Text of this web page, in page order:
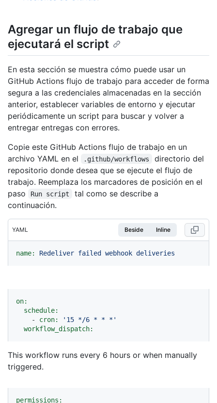
Agregar un flujo de trabajo que
ejecutará el script
En esta sección se muestra cómo puede usar un
GitHub Actions flujo de trabajo para acceder de forma
segura a las credenciales almacenadas en la sección
anterior, establecer variables de entorno y ejecutar
periódicamente un script para buscar y volver a
entregar entregas con errores.
Copie este GitHub Actions flujo de trabajo en un
archivo YAML en el
.github/workflows
directorio del
repositorio donde desea que se ejecute el flujo de
trabajo. Reemplaza los marcadores de posición en el
paso
Run script
tal como se describe a
continuación.
YAML Beside Inline
name: Redeliver failed webhook deliveries
on:
schedule:
-
cron:
'15 */6 * * *'
workflow_dispatch:
This workflow runs every 6 hours or when manually
triggered.
permissions: